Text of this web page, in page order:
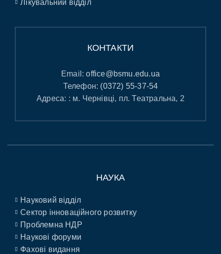
Лікувальний відділ
КОНТАКТИ
Email:office@bsmu.edu.ua
Телефон: (0372) 55-37-54
Адреса: : м. Чернівці, пл. Театральна, 2
НАУКА
Науковий відділ
Сектор інноваційного розвитку
Проблемна НДР
Наукові форуми
Фахові видання